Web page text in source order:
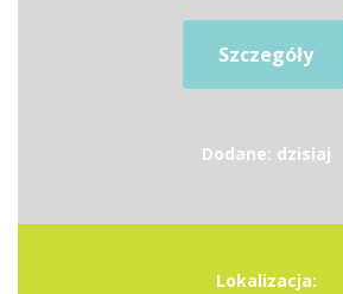
Szczegóły
Dodane: dzisiaj
Lokalizacja: